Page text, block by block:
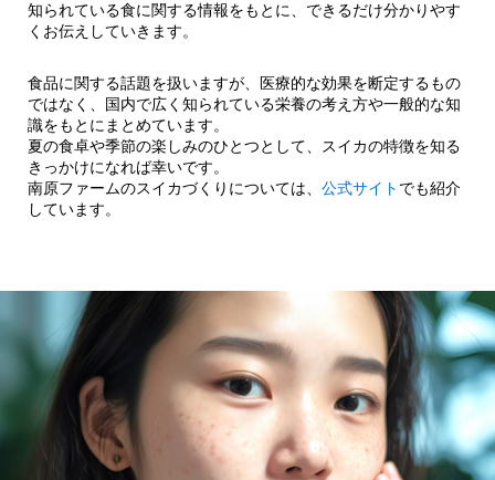
知られている食に関する情報をもとに、できるだけ分かりやす
くお伝えしていきます。
食品に関する話題を扱いますが、医療的な効果を断定するもの
ではなく、国内で広く知られている栄養の考え方や一般的な知
識をもとにまとめています。
夏の食卓や季節の楽しみのひとつとして、スイカの特徴を知る
きっかけになれば幸いです。
南原ファームのスイカづくりについては、 公式サイト でも紹介
しています。